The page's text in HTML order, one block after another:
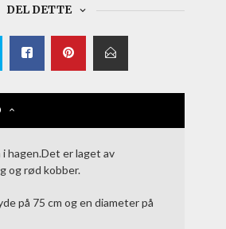
DEL DETTE
hagen.Det er laget av
og rød kobber.
på 75 cm og en diameter på